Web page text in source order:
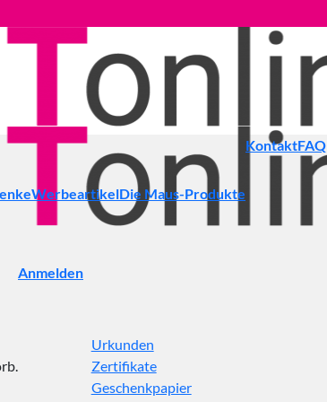
Anmelden
WerbeartikelDie Maus-Produkte
Urkunden
Zertifikate
Geschenkpapier
KontaktFAQ